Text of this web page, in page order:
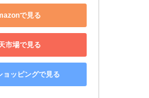
で見る
市場で見る
ョッピングで見る